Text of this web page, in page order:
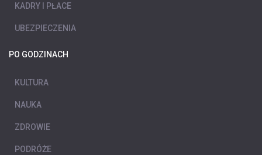
KADRY I PŁACE
UBEZPIECZENIA
PO GODZINACH
KULTURA
NAUKA
ZDROWIE
PODRÓŻE